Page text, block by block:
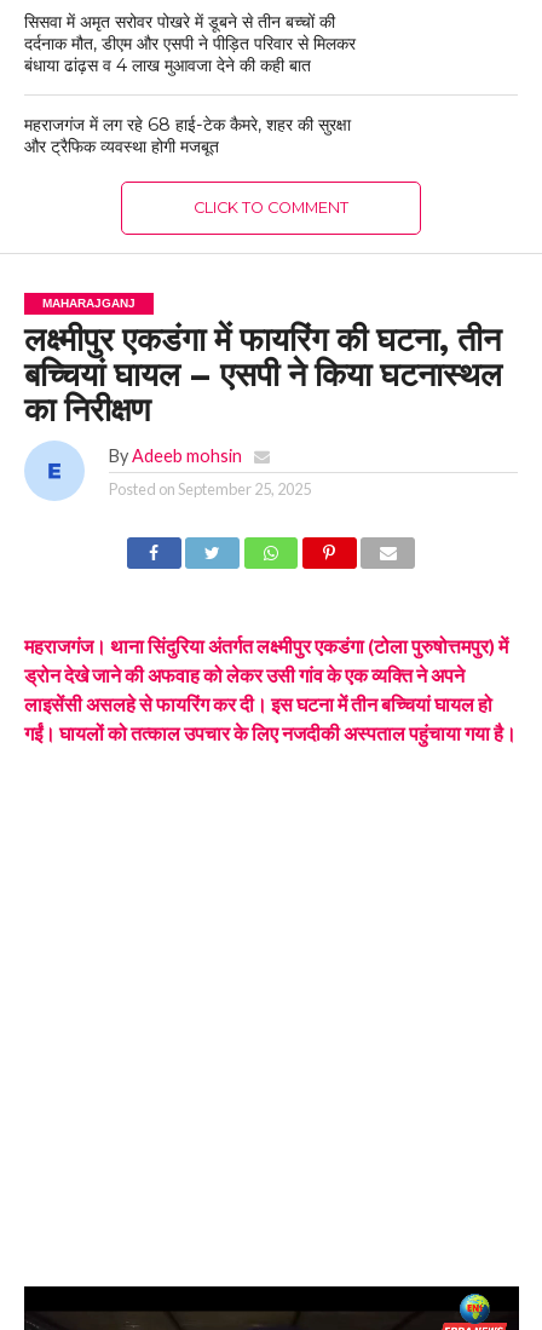
सिसवा में अमृत सरोवर पोखरे में डूबने से तीन बच्चों की
दर्दनाक मौत, डीएम और एसपी ने पीड़ित परिवार से मिलकर
बंधाया ढांढ़स व 4 लाख मुआवजा देने की कही बात
महराजगंज में लग रहे 68 हाई-टेक कैमरे, शहर की सुरक्षा
और ट्रैफिक व्यवस्था होगी मजबूत
CLICK TO COMMENT
MAHARAJGANJ
लक्ष्मीपुर एकडंगा में फायरिंग की घटना, तीन
बच्चियां घायल – एसपी ने किया घटनास्थल
का निरीक्षण
By Adeeb mohsin
Posted onSeptember 25, 2025
महराजगंज। थाना सिंदुरिया अंतर्गत लक्ष्मीपुर एकडंगा (टोला पुरुषोत्तमपुर) में
ड्रोन देखे जाने की अफवाह को लेकर उसी गांव के एक व्यक्ति ने अपने
लाइसेंसी असलहे से फायरिंग कर दी। इस घटना में तीन बच्चियां घायल हो
गईं। घायलों को तत्काल उपचार के लिए नजदीकी अस्पताल पहुंचाया गया है।